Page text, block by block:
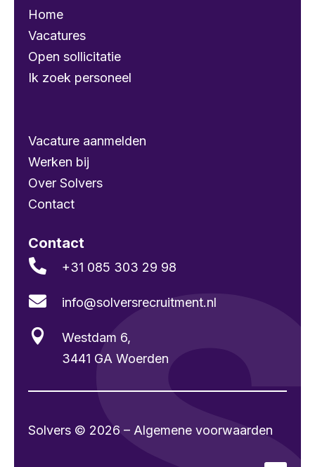
Home
Vacatures
Open sollicitatie
Ik zoek personeel
Vacature aanmelden
Werken bij
Over Solvers
Contact
Contact
 +31 085 303 29 98
 info@solvers­recruitment.nl

Westdam 6,
3441 GA Woerden
Solvers © 2026 – Algemene voorwaarden